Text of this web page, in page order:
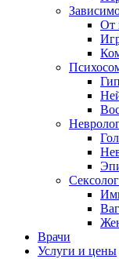
От
Врачи
Услуги и цены